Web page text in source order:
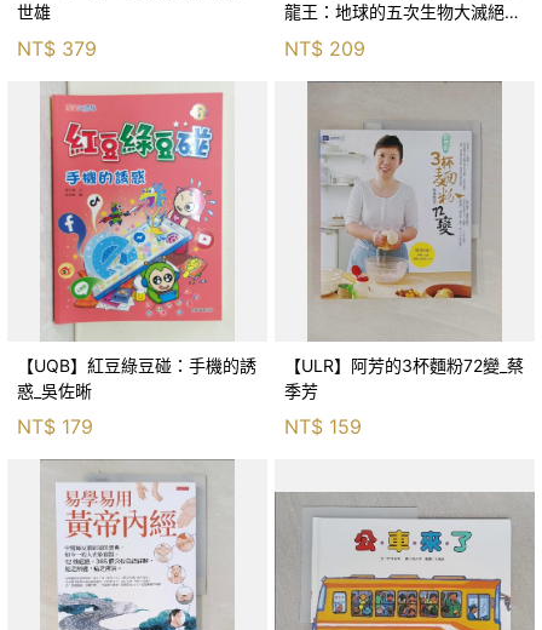
世雄
NT$ 379
龍王：地球的五次生物大滅絕_
胡妙芬
NT$ 209
【UQB】紅豆綠豆碰：手機的誘
惑_吳佐晰
NT$ 179
【ULR】阿芳的3杯麵粉72變_蔡
季芳
NT$ 159